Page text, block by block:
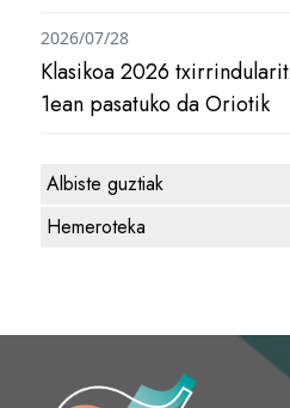
Klasikoa 2026
1ean pasatuko da Oriotik
2026/07/28
Albiste guztiak
Hemeroteka